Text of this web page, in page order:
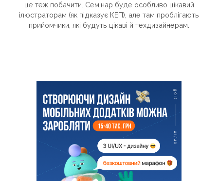
це теж побачити. Семінар буде особливо цікавий
ілюстраторам (як підказує КЕП), але там проблігають
прийомчики, які будуть цікаві й техдизайнерам.